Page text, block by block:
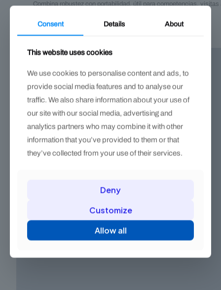
Combina robustez con portabilidad, útil para competencias, visitas
Consent Details About
This website uses cookies
We use cookies to personalise content and ads, to
provide social media features and to analyse our
traffic. We also share information about your use of
our site with our social media, advertising and
analytics partners who may combine it with other
information that you’ve provided to them or that
they’ve collected from your use of their services.
Deny
Customize
Allow all